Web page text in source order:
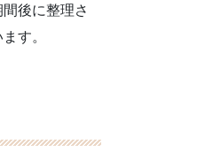
後に整理さ
す。